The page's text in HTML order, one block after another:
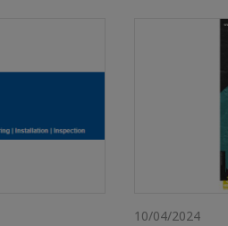
10/04/2024